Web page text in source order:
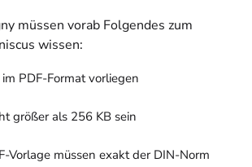
müssen vorab Folgendes zum
wissen:
PDF-Format vorliegen
größer als 256 KB sein
Vorlage müssen exakt der DIN-Norm